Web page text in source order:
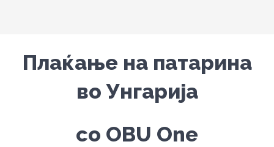
Плаќање на патарина
во Унгарија
со OBU One